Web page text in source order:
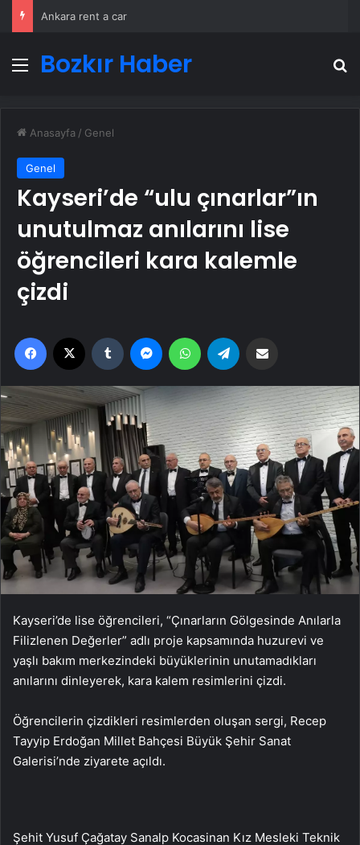
Ankara rent a car
Menü
Bozkır Haber
Anasayfa / Genel
Genel
Kayseri’de “ulu çınarlar”ın
unutulmaz anılarını lise
öğrencileri kara kalemle
çizdi
Facebook Tumblr MessengerWhatsApp
Kayseri’de lise öğrencileri, “Çınarların Gölgesinde Anılarla
Filizlenen Değerler” adlı proje kapsamında huzurevi ve
yaşlı bakım merkezindeki büyüklerinin unutamadıkları
anılarını dinleyerek, kara kalem resimlerini çizdi.
Öğrencilerin çizdikleri resimlerden oluşan sergi, Recep
Tayyip Erdoğan Millet Bahçesi Büyük Şehir Sanat
Galerisi’nde ziyarete açıldı.
Şehit Yusuf Çağatay Sanalp Kocasinan Kız Mesleki Teknik